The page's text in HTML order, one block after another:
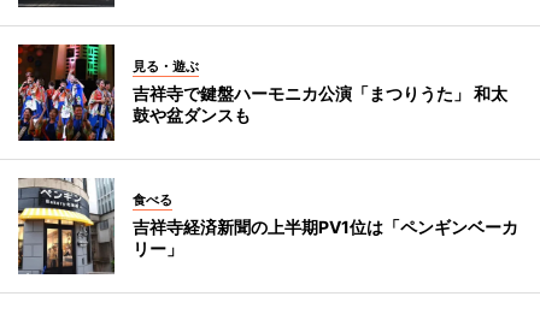
見る・遊ぶ
吉祥寺で鍵盤ハーモニカ公演「まつりうた」 和太
鼓や盆ダンスも
食べる
吉祥寺経済新聞の上半期PV1位は「ペンギンベーカ
リー」